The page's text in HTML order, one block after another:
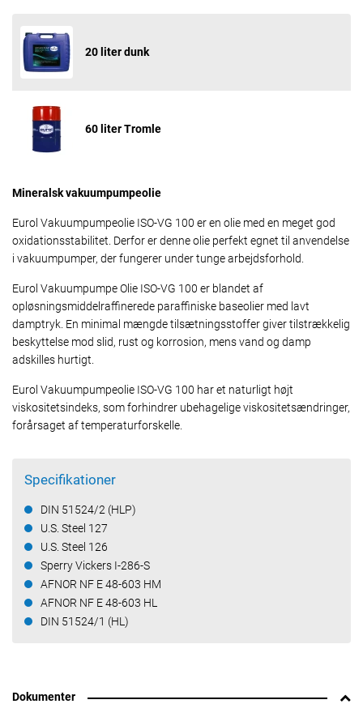
20 liter dunk
60 liter Tromle
Mineralsk vakuumpumpeolie
Eurol Vakuumpumpeolie ISO-VG 100 er en olie med en meget god
oxidationsstabilitet. Derfor er denne olie perfekt egnet til anvendelse
i vakuumpumper, der fungerer under tunge arbejdsforhold.
Eurol Vakuumpumpe Olie ISO-VG 100 er blandet af
opløsningsmiddelraffinerede paraffiniske baseolier med lavt
damptryk. En minimal mængde tilsætningsstoffer giver tilstrækkelig
beskyttelse mod slid, rust og korrosion, mens vand og damp
adskilles hurtigt.
Eurol Vakuumpumpeolie ISO-VG 100 har et naturligt højt
viskositetsindeks, som forhindrer ubehagelige viskositetsændringer,
forårsaget af temperaturforskelle.
Specifikationer
DIN 51524/2 (HLP)
U.S. Steel 127
U.S. Steel 126
Sperry Vickers I-286-S
AFNOR NF E 48-603 HM
AFNOR NF E 48-603 HL
DIN 51524/1 (HL)
Dokumenter